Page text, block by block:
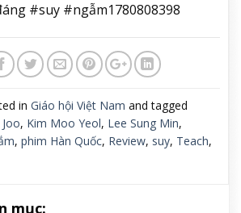
#suy #ngẫm1780808398
in Giáo hội Việt Nam and tagged
Joo, Kim Moo Yeol, Lee Sung Min,
, phim Hàn Quốc, Review, suy, Teach,
mục: